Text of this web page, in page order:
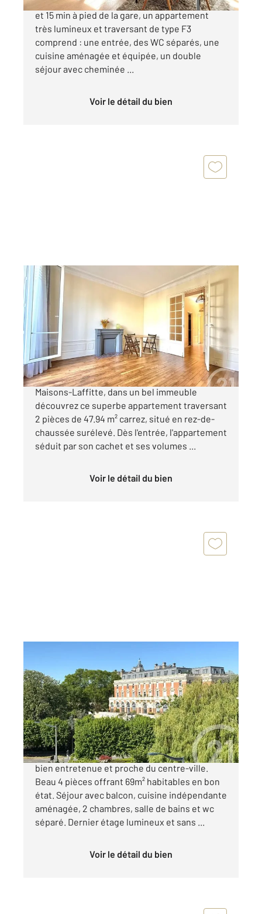
et 15 min à pied de la gare, un appartement
très lumineux et traversant de type F3
comprend : une entrée, des WC séparés, une
cuisine aménagée et équipée, un double
séjour avec cheminée ...
Voir le détail du bien
MAISONS LAFFITTE 78
47,94 m
Ref : 18844
Appartement T2 à vendre
280 000 €
A proximité immédiate du centre ville de
Maisons-Laffitte, dans un bel immeuble
découvrez ce superbe appartement traversant
2 pièces de 47.94 m² carrez, situé en rez-de-
chaussée surélevé. Dès l'entrée, l'appartement
séduit par son cachet et ses volumes ...
Voir le détail du bien
69,33 m
, 4 pièces
Ref : 18851
Appartement F4 à vendre
290 000 €
Petit Parc - 15min RER Copropriété familiale
bien entretenue et proche du centre-ville.
Beau 4 pièces offrant 69m² habitables en bon
état. Séjour avec balcon, cuisine indépendante
aménagée, 2 chambres, salle de bains et wc
séparé. Dernier étage lumineux et sans ...
Voir le détail du bien